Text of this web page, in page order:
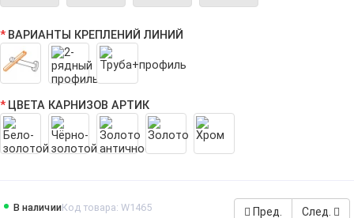
Пред. След.
В наличииКод товара: W1465
ВАРИАНТЫ КРЕПЛЕНИЙ ЛИНИЙ
ЦВЕТА КАРНИЗОВ АРТИК